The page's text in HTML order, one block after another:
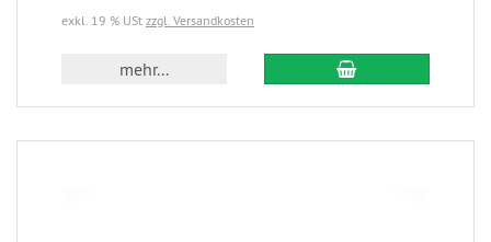
exkl. 19 % USt zzgl. Versandkosten
mehr...